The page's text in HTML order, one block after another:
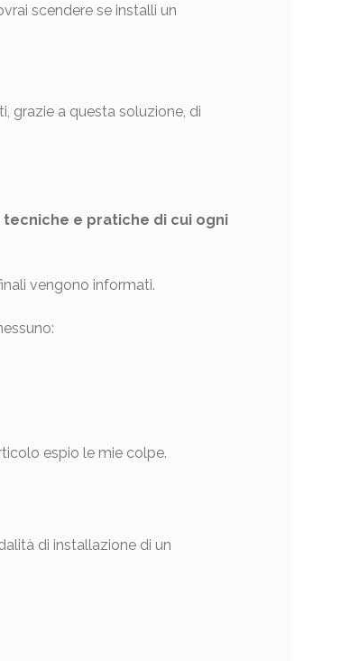
scendere se installi un
grazie a questa soluzione, di
e pratiche di cui ogni
vengono informati.
espio le mie colpe.
di installazione di un